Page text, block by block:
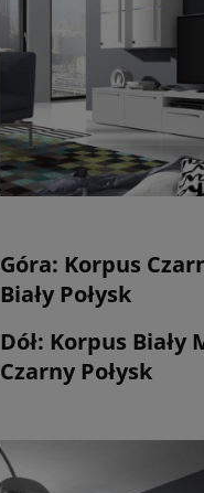
Góra: Korpus
Biały Połysk
Dół: Korpus
Czarny Połysk